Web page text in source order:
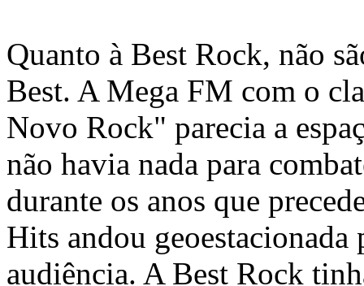
Quanto à Best Rock, não
Best. A Mega FM com o
Novo Rock" parecia a
não havia nada para
durante os anos que
Hits andou geoestacionada
audiência. A Best Rock